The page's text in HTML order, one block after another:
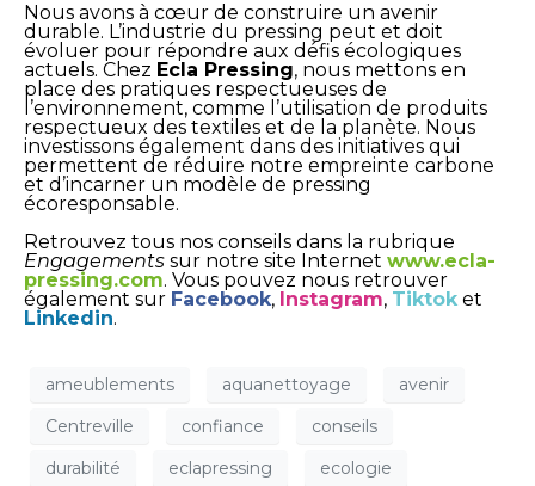
Nous avons à cœur de construire un avenir
durable. L’industrie du pressing peut et doit
évoluer pour répondre aux défis écologiques
actuels. Chez Ecla Pressing, nous mettons en
place des pratiques respectueuses de
l’environnement, comme l’utilisation de produits
respectueux des textiles et de la planète. Nous
investissons également dans des initiatives qui
permettent de réduire notre empreinte carbone
et d’incarner un modèle de pressing
écoresponsable.
Retrouvez tous nos conseils dans la rubrique
Engagements sur notre site Internet www.ecla-
pressing.com. Vous pouvez nous retrouver
également sur Facebook, Instagram, Tiktok et
Linkedin.
ameublements aquanettoyage
avenir
Centreville
confiance
conseils
durabilité
eclapressing
ecologie